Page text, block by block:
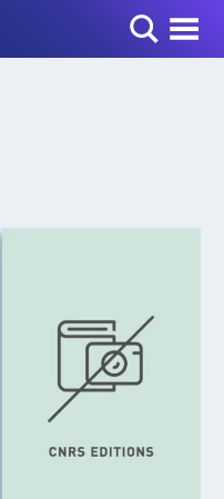
Toggle Menu